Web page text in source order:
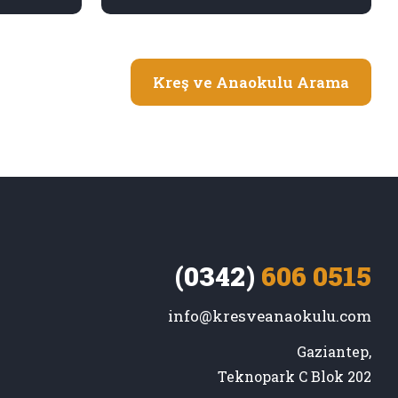
Kreş ve Anaokulu Arama
(0342) 606 0515
info@kresveanaokulu.com
Gaziantep,
Teknopark C Blok 202